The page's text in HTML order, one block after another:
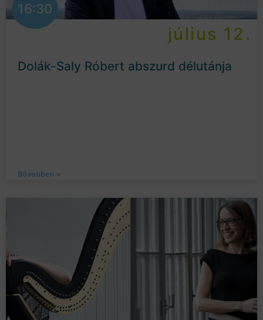
16:30
július 12.
Dolák-Saly Róbert abszurd délutánja
Bővebben »